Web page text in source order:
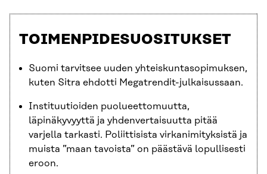
TOIMENPIDESUOSITUKSET
Suomi tarvitsee uuden yhteiskuntasopimuksen,
kuten Sitra ehdotti Megatrendit-julkaisussaan.
Instituutioiden puolueettomuutta,
läpinäkyvyyttä ja yhdenvertaisuutta pitää
varjella tarkasti. Poliittisista virkanimityksistä ja
muista ”maan tavoista” on päästävä lopullisesti
eroon.